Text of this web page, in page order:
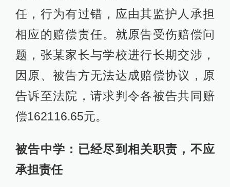
任，行为有过错，应由其监护人承担
相应的赔偿责任。就原告受伤赔偿问
题，张某家长与学校进行长期交涉，
因原、被告方无法达成赔偿协议，原
告诉至法院，请求判令各被告共同赔
偿162116.65元。
被告中学：已经尽到相关职责，不应
承担责任